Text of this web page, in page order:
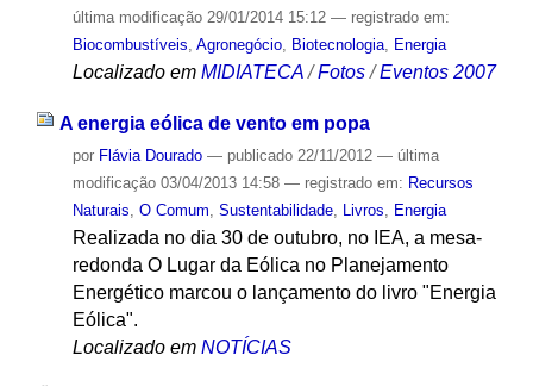
última modificação29/01/2014 15:12 — registrado em:
Biocombustíveis Agronegócio, Biotecnologia, Energia
Localizado em MIDIATECA /Fotos /Eventos 2007
A energia eólica de vento em popa
por Flávia Dourado — publicado22/11/2012 — última
modificação03/04/2013 14:58 — registrado em: Recursos
Naturais O Comum Sustentabilidade, Livros Energia
Realizada no dia 30 de outubro, no IEA, a mesa-
redonda O Lugar da Eólica no Planejamento
Energético marcou o lançamento do livro "Energia
Eólica".
Localizado em NOTÍCIAS